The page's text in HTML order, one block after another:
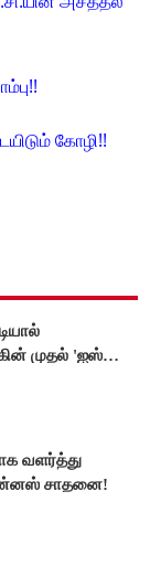
கோழி!!
முதல் 'ஐஸ்
வளர்த்து
சாதனை!